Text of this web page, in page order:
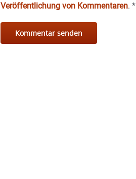
Veröffentlichung von Kommentaren.*